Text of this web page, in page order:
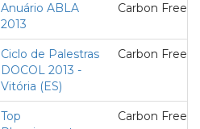
Anuário ABLA
2013
Carbon Free
Ciclo de Palestras
DOCOL 2013 -
Vitória (ES)
Carbon Free
Top
Carbon Free